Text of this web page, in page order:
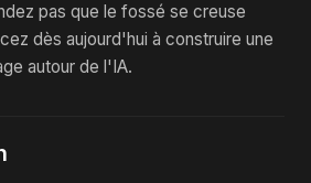
pas que le fossé se creuse
dès aujourd'hui à construire une
autour de l'IA.